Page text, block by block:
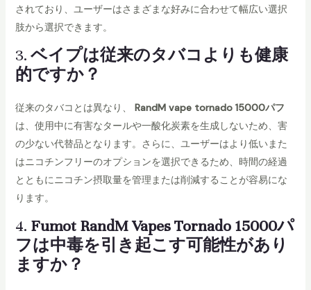
されており、ユーザーはさまざまな好みに合わせて幅広い選択
肢から選択できます。
3. ベイプは従来のタバコよりも健康
的ですか？
従来のタバコとは異なり、 RandM vape tornado 15000パフ
は、使用中に有害なタールや一酸化炭素を生成しないため、害
の少ない代替品となります。さらに、ユーザーはより低いまた
はニコチンフリーのオプションを選択できるため、時間の経過
とともにニコチン摂取量を管理または削減することが容易にな
ります。
4. Fumot RandM Vapes Tornado 15000パ
フは中毒を引き起こす可能性があり
ますか？